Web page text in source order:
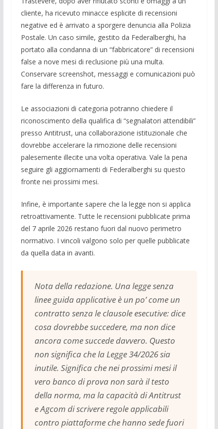
cliente, ha ricevuto minacce esplicite di recensioni
negative ed è arrivato a sporgere denuncia alla Polizia
Postale. Un caso simile, gestito da Federalberghi, ha
portato alla condanna di un “fabbricatore” di recensioni
false a nove mesi di reclusione più una multa.
Conservare screenshot, messaggi e comunicazioni può
fare la differenza in futuro.
Le associazioni di categoria potranno chiedere il
riconoscimento della qualifica di “segnalatori attendibili”
presso Antitrust, una collaborazione istituzionale che
dovrebbe accelerare la rimozione delle recensioni
palesemente illecite una volta operativa. Vale la pena
seguire gli aggiornamenti di Federalberghi su questo
fronte nei prossimi mesi.
Infine, è importante sapere che la legge non si applica
retroattivamente. Tutte le recensioni pubblicate prima
del 7 aprile 2026 restano fuori dal nuovo perimetro
normativo. I vincoli valgono solo per quelle pubblicate
da quella data in avanti.
Nota della redazione. Una legge senza
linee guida applicative è un po’ come un
contratto senza le clausole esecutive: dice
cosa dovrebbe succedere, ma non dice
ancora come succede davvero. Questo
non significa che la Legge 34/2026 sia
inutile. Significa che nei prossimi mesi il
vero banco di prova non sarà il testo
della norma, ma la capacità di Antitrust
e Agcom di scrivere regole applicabili
contro piattaforme che hanno sede fuori